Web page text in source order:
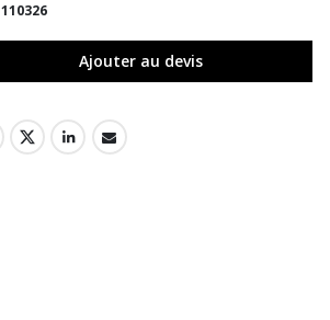
110326
Ajouter au devis